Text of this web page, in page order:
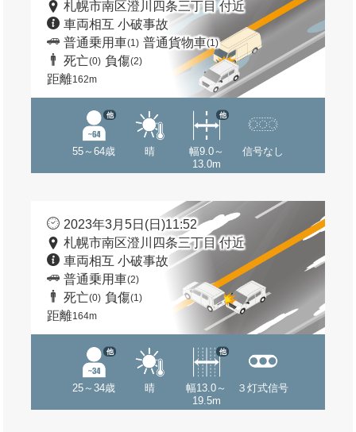
札幌市南区澄川四条三丁目 付近
車両相互 小破事故
普通乗用車(1) 普通貨物車(1)
死亡(0) 負傷(2)
距離162m
55～64歳
他
晴
幅9.0～
13.0m
他
信号なし
2023年3月5日(日)11:52
札幌市南区澄川四条三丁目 付近
車両相互 小破事故
普通乗用車(2)
死亡(0) 負傷(1)
距離164m
25～34歳
他
晴
幅13.0～
19.5m
他
３灯式信号